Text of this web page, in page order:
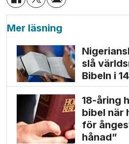
Mer läsning
slå
Bibeln i
18-åring
bibel när
för
hånad”